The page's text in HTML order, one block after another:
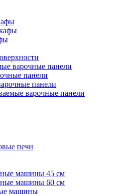
варочные панели
панели
панели
варочные панели
печи
машины 45 см
машины 60 см
машины